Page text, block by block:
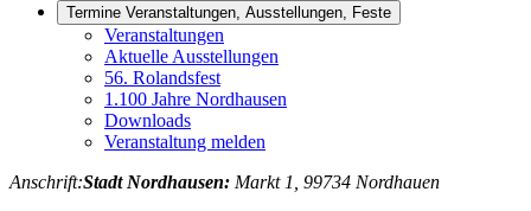
Termine Veranstaltungen, Ausstellungen, Feste
Veranstaltungen
Aktuelle Ausstellungen
56. Rolandsfest
1.100 Jahre Nordhausen
Downloads
Veranstaltung melden
Anschrift:Stadt Nordhausen: Markt 1, 99734 Nordhauen